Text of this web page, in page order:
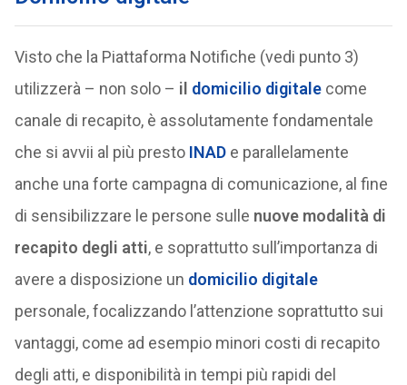
Visto che la Piattaforma Notifiche (vedi punto 3)
utilizzerà – non solo – il domicilio digitalecome
canale di recapito, è assolutamente fondamentale
che si avvii al più presto INADe parallelamente
anche una forte campagna di comunicazione, al fine
di sensibilizzare le persone sulle nuove modalità di
recapito degli atti, e soprattutto sull’importanza di
avere a disposizione un domicilio digitale
personale, focalizzando l’attenzione soprattutto sui
vantaggi, come ad esempio minori costi di recapito
degli atti, e disponibilità in tempi più rapidi del